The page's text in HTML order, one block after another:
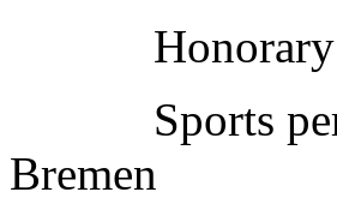
Honorary
Sports
Bremen